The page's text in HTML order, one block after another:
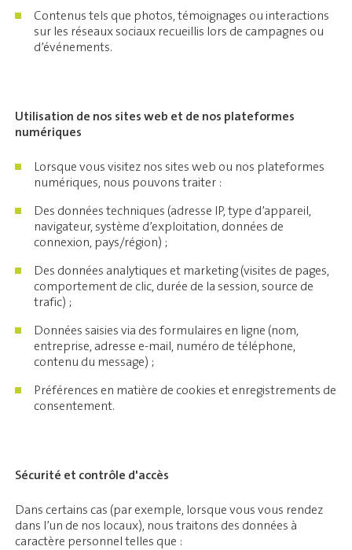
Contenus tels que photos, témoignages ou interactions
sur les réseaux sociaux recueillis lors de campagnes ou
d’événements.
Utilisation de nos sites web et de nos plateformes
numériques
Lorsque vous visitez nos sites web ou nos plateformes
numériques, nous pouvons traiter :
Des données techniques (adresse IP, type d’appareil,
navigateur, système d’exploitation, données de
connexion, pays/région) ;
Des données analytiques et marketing (visites de pages,
comportement de clic, durée de la session, source de
trafic) ;
Données saisies via des formulaires en ligne (nom,
entreprise, adresse e-mail, numéro de téléphone,
contenu du message) ;
Préférences en matière de cookies et enregistrements de
consentement.
Sécurité et contrôle d'accès
Dans certains cas (par exemple, lorsque vous vous rendez
dans l’un de nos locaux), nous traitons des données à
caractère personnel telles que :